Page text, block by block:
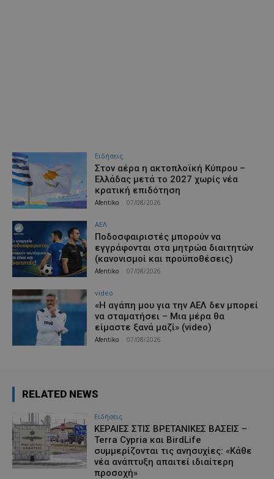
Ειδήσεις
Στον αέρα η ακτοπλοϊκή Κύπρου –
Ελλάδας μετά το 2027 χωρίς νέα
κρατική επιδότηση
Afentiko 07/08/2026
ΑΕΛ
Ποδοσφαιριστές μπορούν να
εγγράφονται στα μητρώα διαιτητών
(κανονισμοί και προϋποθέσεις)
Afentiko 07/08/2026
video
«Η αγάπη μου για την ΑΕΛ δεν μπορεί
να σταματήσει – Μια μέρα θα
είμαστε ξανά μαζί» (video)
Afentiko 07/08/2026
RELATED NEWS
Ειδήσεις
ΚΕΡΑΙΕΣ ΣΤΙΣ ΒΡΕΤΑΝΙΚΕΣ ΒΑΣΕΙΣ –
Terra Cypria και BirdLife
συμμερίζονται τις ανησυχίες: «Κάθε
νέα ανάπτυξη απαιτεί ιδιαίτερη
προσοχή»